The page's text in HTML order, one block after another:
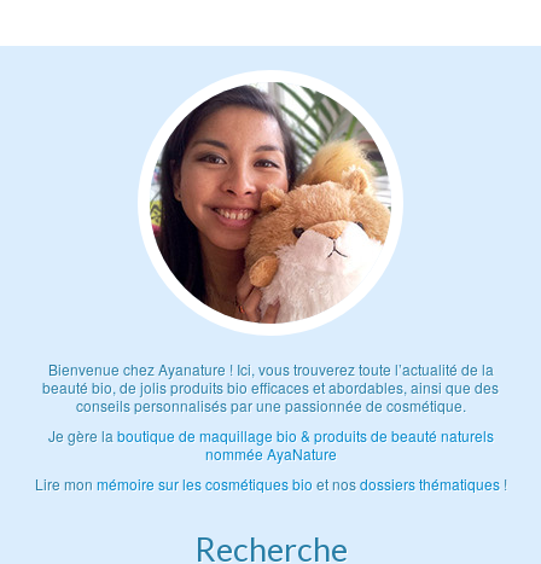
Bienvenue chez Ayanature ! Ici, vous trouverez toute l’actualité de la
beauté bio, de jolis produits bio efficaces et abordables, ainsi que des
conseils personnalisés par une passionnée de cosmétique.
Je gère laboutique de maquillage bio & produits de beauté naturels
nommée AyaNature
Lire monmémoire sur les cosmétiques bioet nosdossiers thématiques!
Recherche